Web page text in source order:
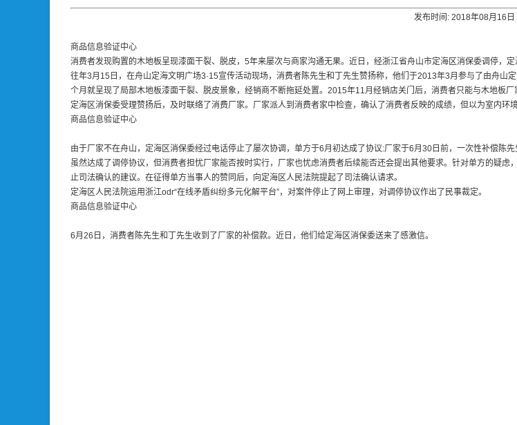
发布时间: 2018年08月16日
商品信息验证中心
消费者发现购置的木地板呈现漆面干裂、脱皮，5年来屡次与商家沟通无果。近日，经浙江省舟山市定海区消保委调停，定
往年3月15日，在舟山定海文明广场3·15宣传活动现场，消费者陈先生和丁先生赞扬称，他们于2013年3月参与了由舟
个月就呈现了局部木地板漆面干裂、脱皮景象，经销商不断拖延处置。2015年11月经销店关门后，消费者只能与木地板
定海区消保委受理赞扬后，及时联络了消费厂家。厂家派人到消费者家中检查，确认了消费者反映的成绩，但以为室内环
商品信息验证中心
由于厂家不在舟山，定海区消保委经过电话停止了屡次协调，单方于6月初达成了协议:厂家于6月30日前，一次性补偿陈先
虽然达成了调停协议，但消费者担忧厂家能否按时实行，厂家也忧虑消费者后续能否还会提出其他要求。针对单方的疑
止司法确认的建议。在征得单方当事人的赞同后，向定海区人民法院提起了司法确认请求。
定海区人民法院运用浙江odr“在线矛盾纠纷多元化解平台”，对案件停止了网上审理，对调停协议作出了民事裁定。
商品信息验证中心
6月26日，消费者陈先生和丁先生收到了厂家的补偿款。近日，他们给定海区消保委送来了感激信。